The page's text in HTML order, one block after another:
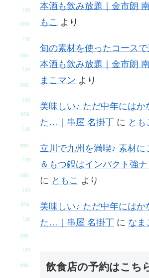
本酒も飲み放題｜金市朗
もこ より
旬の素材を使ったコースで
本酒も飲み放題｜金市朗
まこマン より
美味しい♪ ただ中年にはか
た…｜串屋 名掛丁 に とも
立川で九州を満喫♪ 素材に
＆もつ鍋はインパクト強
に ともこ より
美味しい♪ ただ中年にはか
た…｜串屋 名掛丁 に なま
飲食店の予約はこち